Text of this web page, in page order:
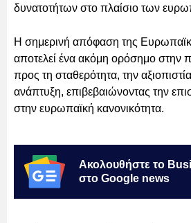
δυνατοτήτων στο πλαίσιο των
Η σημερινή απόφαση της
αποτελεί ένα ακόμη ορόσημο στην
προς τη σταθερότητα, την
ανάπτυξη, επιβεβαιώνοντας την
στην ευρωπαϊκή κανονικότητα.
Ακολουθήστε το
στο Google news